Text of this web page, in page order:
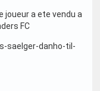
joueur a ete vendu a
FC
saelger-danho-til-